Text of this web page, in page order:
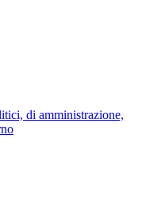
di amministrazione,